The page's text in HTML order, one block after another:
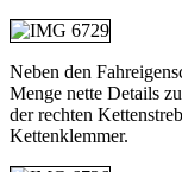
Neben den
Menge nette Details
der rechten
Kettenklemmer.